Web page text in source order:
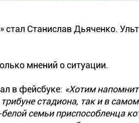
Станислав Дьяченко.
мнений о ситуации.
в фейсбуке: «Хотим
стадиона, так и в
семьи приспособленца